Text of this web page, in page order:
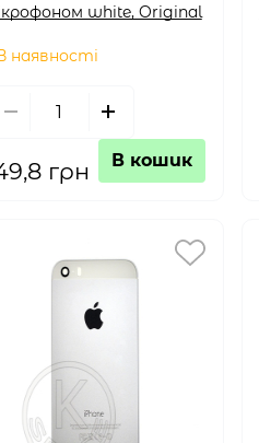
white, Original
наявності
грн В кошик